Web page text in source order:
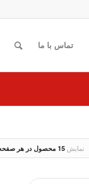
تماس با ما
نمایش 15 محصول در هر صفحه